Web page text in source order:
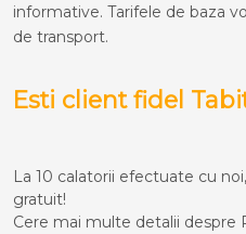
informative. Tarifele de baza
de transport.
Esti client fidel
La 10 calatorii efectuate cu
gratuit!
Cere mai multe detalii despre